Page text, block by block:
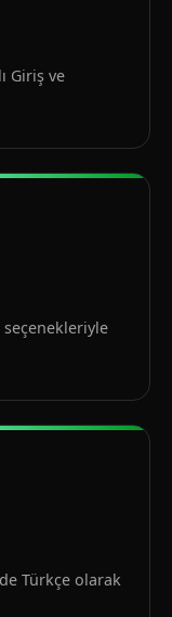
Giriş ve
Türkçe olarak